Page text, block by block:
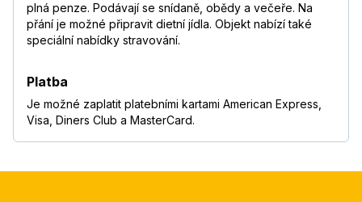
plná penze. Podávají se snídaně, obědy a večeře. Na
přání je možné připravit dietní jídla. Objekt nabízí také
speciální nabídky stravování.
Platba
Je možné zaplatit platebními kartami American Express,
Visa, Diners Club a MasterCard.